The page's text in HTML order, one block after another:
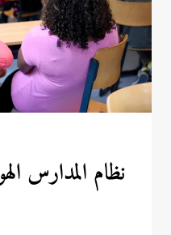
نظام المدارس